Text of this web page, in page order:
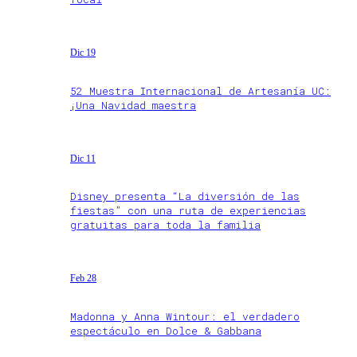
Dic 19
52 Muestra Internacional de Artesanía UC:
¡Una Navidad maestra
Dic 11
Disney presenta “La diversión de las
fiestas” con una ruta de experiencias
gratuitas para toda la familia
Feb 28
Madonna y Anna Wintour: el verdadero
espectáculo en Dolce & Gabbana